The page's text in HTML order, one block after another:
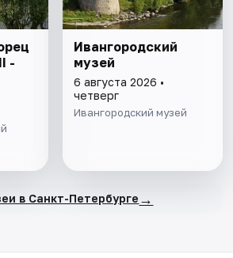
-
Ивангородский
музей
6 августа 2026 •
четверг
Ивангородский музей
в Санкт-Петербурге →